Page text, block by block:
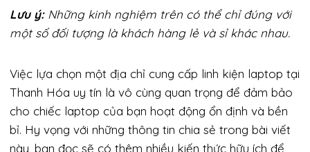
Lưu ý:Những kinh nghiệm trên có thể chỉ đúng với
một số đối tượng là khách hàng lẻ và sỉ khác nhau.
Việc lựa chọn một địa chỉ cung cấp linh kiện laptop tại
Thanh Hóa uy tín là vô cùng quan trọng để đảm bảo
cho chiếc laptop của bạn hoạt động ổn định và bền
bỉ. Hy vọng với những thông tin chia sẻ trong bài viết
này, bạn đọc sẽ có thêm nhiều kiến thức hữu ích để